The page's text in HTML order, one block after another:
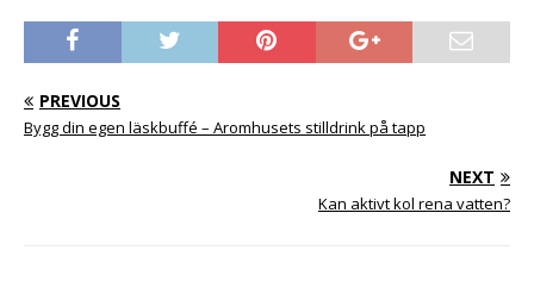
PREVIOUS
Bygg din egen läskbuffé – Aromhusets stilldrink på tapp
NEXT
Kan aktivt kol rena vatten?